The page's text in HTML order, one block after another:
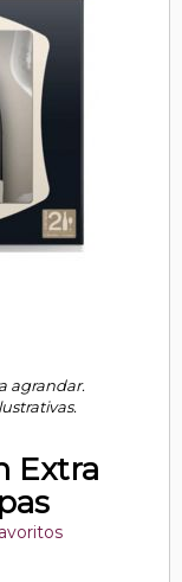
agrandar.
Extra